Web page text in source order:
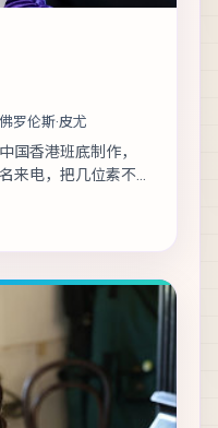
罗伦斯·皮尤
国香港班底制作，
来电，把几位素不
类型框架内尝试...